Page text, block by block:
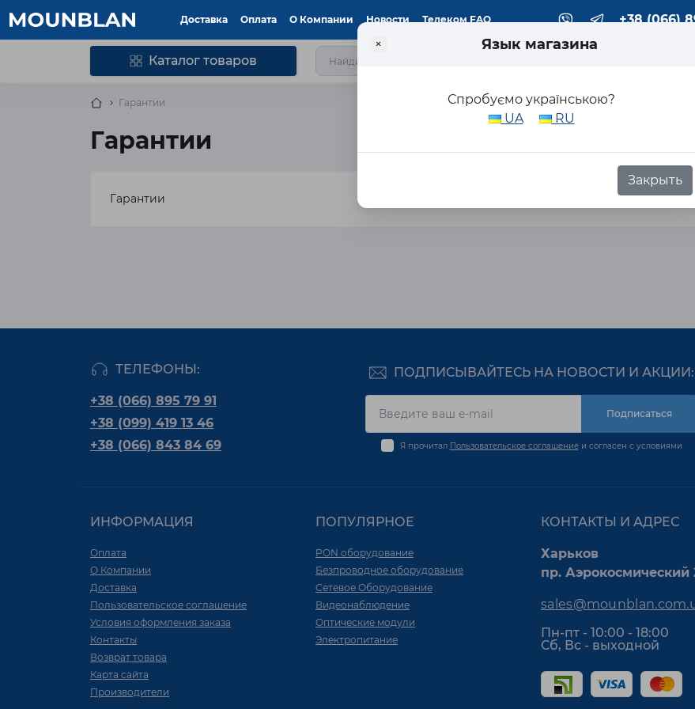
Доставка Оплата О Компании Новости Телеком FAQ +38 (066)
Каталог товаров
Гарантии
Гарантии
× Язык магазина
Спробуємо українською?
UA
RU
Закрыть
Гарантии
ТЕЛЕФОНЫ:
+38 (066) 895 79 91
+38 (099) 419 13 46
+38 (066) 843 84 69
ПОДПИСЫВАЙТЕСЬ НА НОВОСТИ И АКЦИИ:
Подписаться
Я прочитал Пользовательское соглашениеи согласен с условиями
ИНФОРМАЦИЯ
Оплата
О Компании
Доставка
Пользовательское соглашение
Условия оформления заказа
Контакты
Возврат товара
Карта сайта
Производители
ПОПУЛЯРНОЕ
PON оборудование
Безпроводное оборудование
Сетевое Оборудование
Видеонаблюдение
Оптические модули
Электропитание
КОНТАКТЫ И АДРЕС
Харьков
пр. Аэрокосмический
Пн-пт - 10:00 - 18:00
Сб, Вс - выходной